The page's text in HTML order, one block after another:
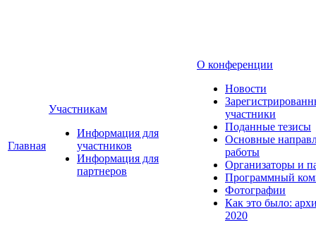
Главная
Участникам
Информация для
участников
Информация для
партнеров
О конференции
Новости
участники
Поданные тезисы
Основные
работы
Организаторы и
Программный
Фотографии
Как это было:
2020